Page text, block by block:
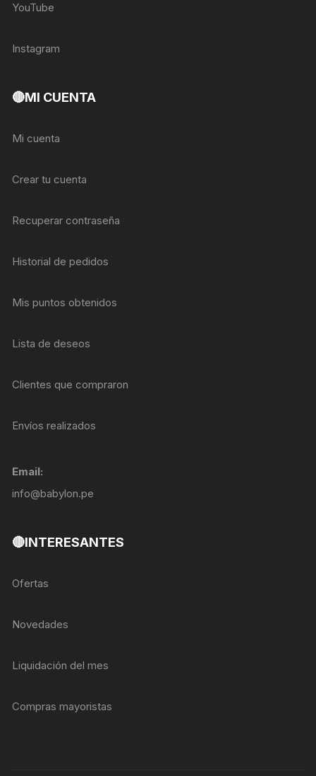
YouTube
Instagram
🔴MI CUENTA
Mi cuenta
Crear tu cuenta
Recuperar contraseña
Historial de pedidos
Mis puntos obtenidos
Lista de deseos
Clientes que compraron
Envíos realizados
Email:
info@babylon.pe
🔴INTERESANTES
Ofertas
Novedades
Liquidación del mes
Compras mayoristas